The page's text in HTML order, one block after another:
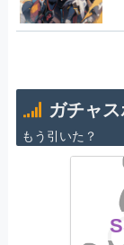
ガチャス
もう引いた？